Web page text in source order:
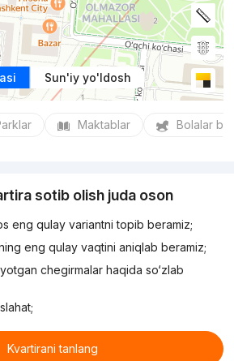
Sun'iy yo'ldosh
Maktablar Bolalar
sotib olish juda oson
eng qulay variantni topib beramiz;
eng qulay vaqtini aniqlab beramiz;
chegirmalar haqida so‘zlab
Kvartirani tanlang